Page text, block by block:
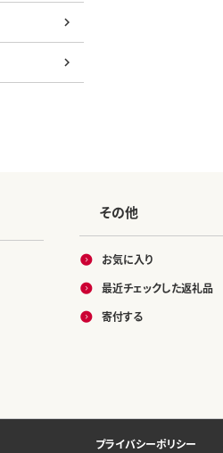
その他
お気に入り
最近チェックした返礼品
寄付する
プライバシーポリシー